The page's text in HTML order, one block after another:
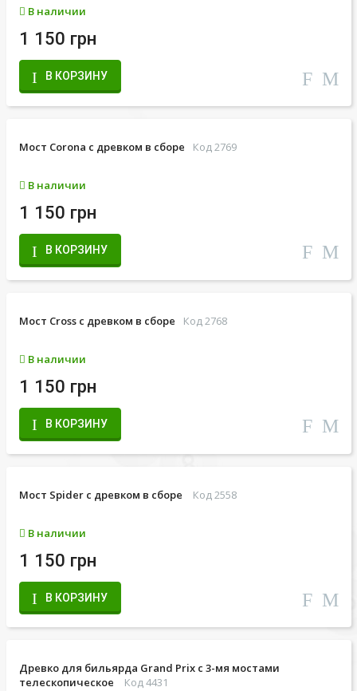
В наличии
1 150 грн
В КОРЗИНУ
Мост Corona с древком в сборе Код 2769
В наличии
1 150 грн
В КОРЗИНУ
Мост Cross с древком в сборе Код 2768
В наличии
1 150 грн
В КОРЗИНУ
Мост Spider с древком в сборе Код 2558
В наличии
1 150 грн
В КОРЗИНУ
Древко для бильярда Grand Prix с 3-мя мостами
телескопическое
Код 4431